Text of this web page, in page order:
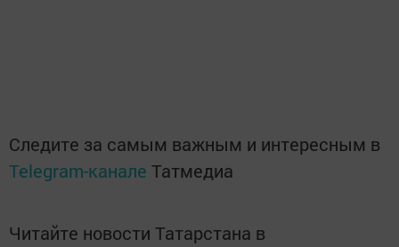
Следите за самым важным и интересным в
Telegram-канале Татмедиа
Читайте новости Татарстана в